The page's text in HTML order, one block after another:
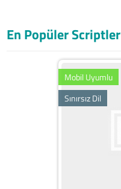
En Popüler Scriptler
Mobil Uyumlu
Sınırsız Dil